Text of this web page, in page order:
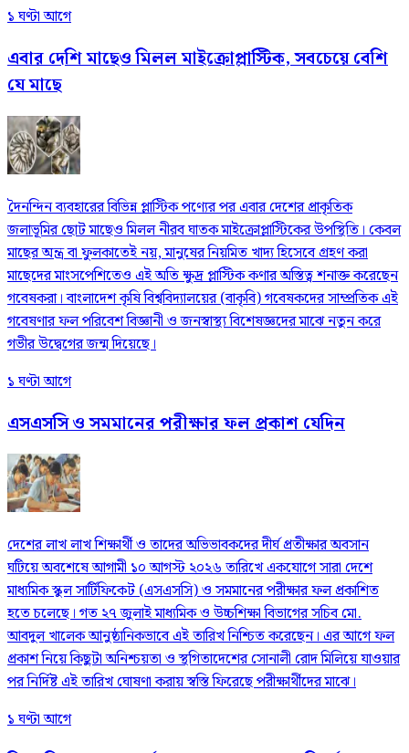
১ ঘণ্টা আগে
এবার দেশি মাছেও মিলল মাইক্রোপ্লাস্টিক, সবচেয়ে বেশি
যে মাছে
দৈনন্দিন ব্যবহারের বিভিন্ন প্লাস্টিক পণ্যের পর এবার দেশের প্রাকৃতিক
জলাভূমির ছোট মাছেও মিলল নীরব ঘাতক মাইক্রোপ্লাস্টিকের উপস্থিতি। কেবল
মাছের অন্ত্র বা ফুলকাতেই নয়, মানুষের নিয়মিত খাদ্য হিসেবে গ্রহণ করা
মাছেদের মাংসপেশিতেও এই অতি ক্ষুদ্র প্লাস্টিক কণার অস্তিত্ব শনাক্ত করেছেন
গবেষকরা। বাংলাদেশ কৃষি বিশ্ববিদ্যালয়ের (বাকৃবি) গবেষকদের সাম্প্রতিক এই
গবেষণার ফল পরিবেশ বিজ্ঞানী ও জনস্বাস্থ্য বিশেষজ্ঞদের মাঝে নতুন করে
গভীর উদ্বেগের জন্ম দিয়েছে।
১ ঘণ্টা আগে
এসএসসি ও সমমানের পরীক্ষার ফল প্রকাশ যেদিন
দেশের লাখ লাখ শিক্ষার্থী ও তাদের অভিভাবকদের দীর্ঘ প্রতীক্ষার অবসান
ঘটিয়ে অবশেষে আগামী ১০ আগস্ট ২০২৬ তারিখে একযোগে সারা দেশে
মাধ্যমিক স্কুল সার্টিফিকেট (এসএসসি) ও সমমানের পরীক্ষার ফল প্রকাশিত
হতে চলেছে। গত ২৭ জুলাই মাধ্যমিক ও উচ্চশিক্ষা বিভাগের সচিব মো.
আবদুল খালেক আনুষ্ঠানিকভাবে এই তারিখ নিশ্চিত করেছেন। এর আগে ফল
প্রকাশ নিয়ে কিছুটা অনিশ্চয়তা ও স্থগিতাদেশের সোনালী রোদ মিলিয়ে যাওয়ার
পর নির্দিষ্ট এই তারিখ ঘোষণা করায় স্বস্তি ফিরেছে পরীক্ষার্থীদের মাঝে।
১ ঘণ্টা আগে